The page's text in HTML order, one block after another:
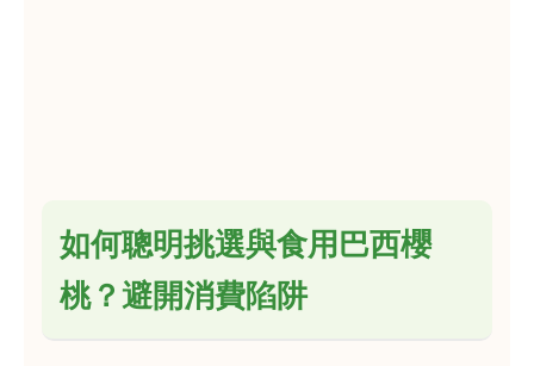
如何聰明挑選與食用巴西櫻
桃？避開消費陷阱